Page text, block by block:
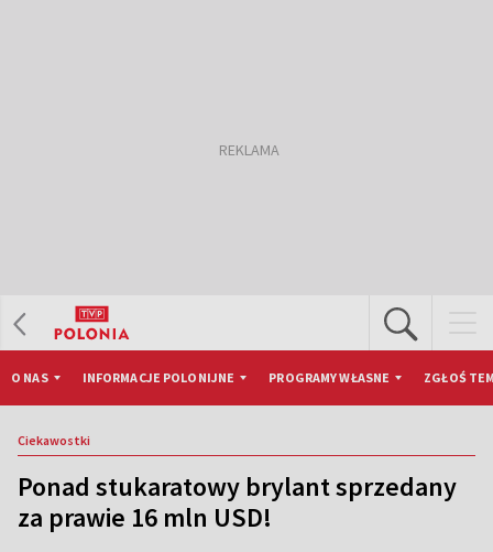
O NAS INFORMACJE POLONIJNE PROGRAMY WŁASNE ZGŁOŚ
Ciekawostki
Ponad stukaratowy brylant sprzedany
za prawie 16 mln USD!